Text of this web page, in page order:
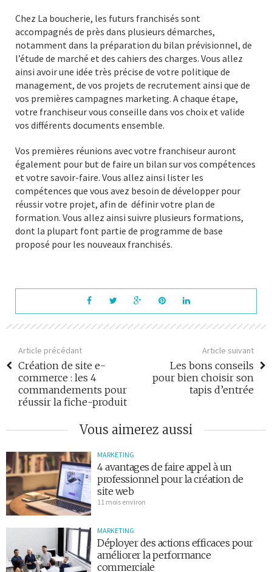
Chez La boucherie, les futurs franchisés sont
accompagnés de près dans plusieurs démarches,
notamment dans la préparation du bilan prévisionnel, de
l’étude de marché et des cahiers des charges. Vous allez
ainsi avoir une idée très précise de votre politique de
management, de vos projets de recrutement ainsi que de
vos premières campagnes marketing. A chaque étape,
votre franchiseur vous conseille dans vos choix et valide
vos différents documents ensemble.
Vos premières réunions avec votre franchiseur auront
également pour but de faire un bilan sur vos compétences
et votre savoir-faire. Vous allez ainsi lister les
compétences que vous avez besoin de développer pour
réussir votre projet, afin de définir votre plan de
formation. Vous allez ainsi suivre plusieurs formations,
dont la plupart font partie de programme de base
proposé pour les nouveaux franchisés.
Article précédant
Création de site e-
commerce : les 4
commandements pour
réussir la fiche-produit
Article suivant
Les bons conseils
pour bien choisir son
tapis d’entrée
Vous aimerez aussi
MARKETING
4 avantages de faire appel à un
professionnel pour la création de
site web
11 mois environ
MARKETING
Déployer des actions efficaces pour
améliorer la performance
commerciale